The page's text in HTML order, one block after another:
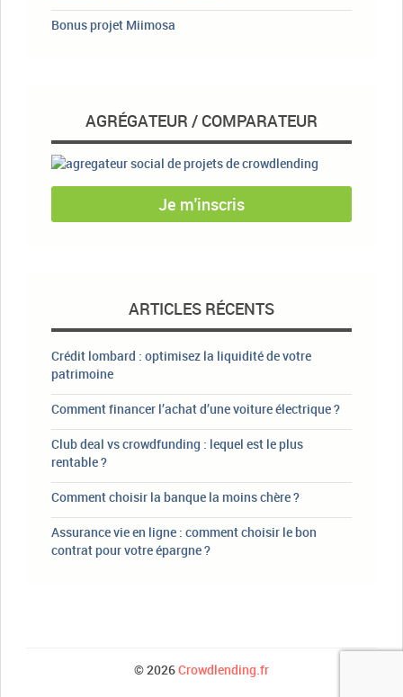
Bonus projet Miimosa
AGRÉGATEUR / COMPARATEUR
Je m'inscris
ARTICLES RÉCENTS
Crédit lombard : optimisez la liquidité de votre
patrimoine
Comment financer l’achat d’une voiture électrique ?
Club deal vs crowdfunding : lequel est le plus
rentable ?
Comment choisir la banque la moins chère ?
Assurance vie en ligne : comment choisir le bon
contrat pour votre épargne ?
© 2026Crowdlending.fr